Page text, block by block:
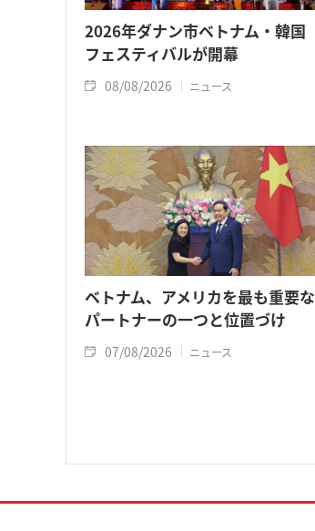
2026年ダナン市ベトナム・韓国
フェスティバルが開幕
08/08/2026 ニュース
ベトナム、アメリカを最も重要な
パートナーの一つと位置づけ
07/08/2026 ニュース